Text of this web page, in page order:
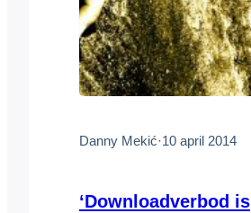
Danny Mekić·10 april 2014
‘Downloadverbod is